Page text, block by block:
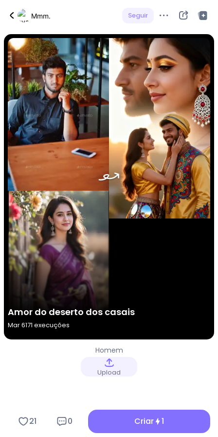
Mmm. Seguir
Amor do deserto dos casais
Mar 6171 execuções
Homem
Upload
Funcionalidades Principais do
21 0 Criar 1